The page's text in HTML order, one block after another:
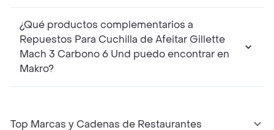
¿Qué productos complementarios a
Repuestos Para Cuchilla de Afeitar Gillette
Mach 3 Carbono 6 Und puedo encontrar en
Makro?
Top Marcas y Cadenas de Restaurantes